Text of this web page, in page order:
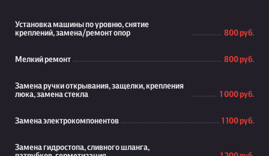
Установка машины по уровню, снятие
креплений, замена/ремонт опор
800 руб.
Мелкий ремонт 800 руб.
Замена ручки открывания, защелки, крепления
люка, замена стекла
1 000 руб.
Замена электрокомпонентов 1 100 руб.
Замена гидростопа, сливного шланга,